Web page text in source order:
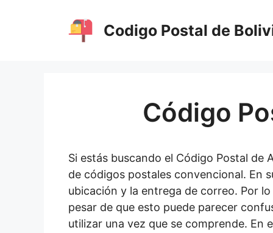
Codigo Postal de
Código
Si estás buscando el Código Postal de
de códigos postales convencional. En
ubicación y la entrega de correo. Por
pesar de que esto puede parecer
utilizar una vez que se comprende. En